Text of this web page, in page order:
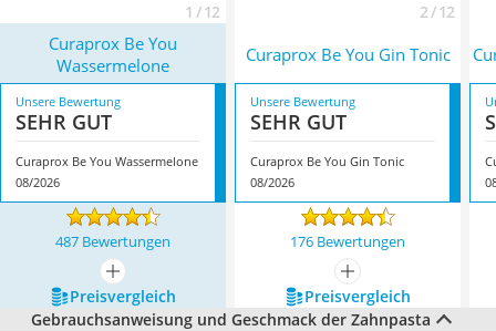
1 / 12 2 / 12
Curaprox Be You
Wassermelone
Curaprox Be You Gin Tonic
Unsere Bewertung
SEHR GUT
Curaprox Be You Wassermelone
08/2026
Unsere Bewertung
SEHR GUT
Curaprox Be You Gin Tonic
08/2026
487 Bewertungen 176 Bewertungen
mehr anzeigen
mehr anzeigen
Preis­vergleich
Preis­vergleich
Gebrauchsanweisung und Geschmack der Zahnpasta